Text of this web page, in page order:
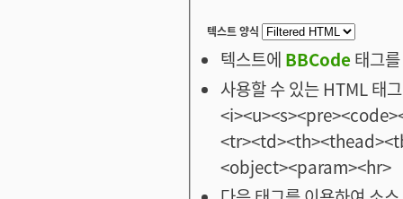
텍스트 양식
텍스트에 BBCode태그
사용할 수 있는 HTML
<object><param><hr>